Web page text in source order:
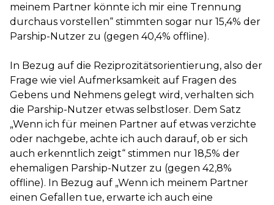
meinem Partner könnte ich mir eine Trennung
durchaus vorstellen“ stimmten sogar nur 15,4% der
Parship-Nutzer zu (gegen 40,4% offline).
In Bezug auf die Reziprozitätsorientierung, also der
Frage wie viel Aufmerksamkeit auf Fragen des
Gebens und Nehmens gelegt wird, verhalten sich
die Parship-Nutzer etwas selbstloser. Dem Satz
„Wenn ich für meinen Partner auf etwas verzichte
oder nachgebe, achte ich auch darauf, ob er sich
auch erkenntlich zeigt“ stimmen nur 18,5% der
ehemaligen Parship-Nutzer zu (gegen 42,8%
offline). In Bezug auf „Wenn ich meinem Partner
einen Gefallen tue, erwarte ich auch eine